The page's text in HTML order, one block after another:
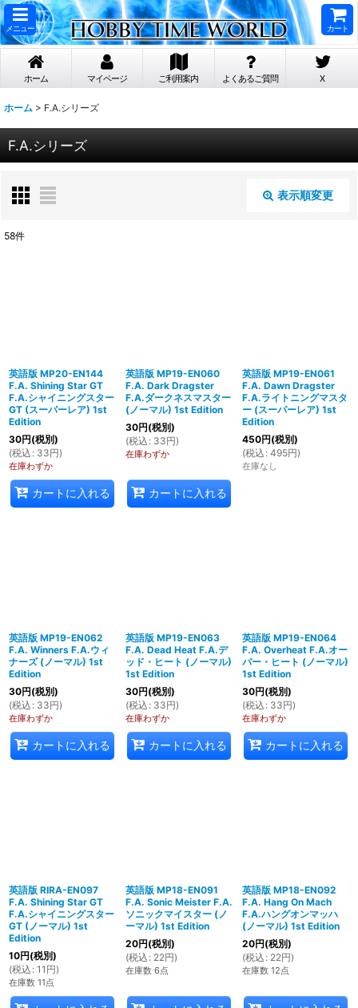
メニュー カート
ホーム マイページ ご利用案内 よくあるご質問 X
ホーム > F.A.シリーズ
F.A.シリーズ
表示順変更
絞り込む
58件
英語版 MP20-EN144
F.A. Shining Star GT
F.A.シャイニングスター
GT (スーパーレア) 1st
Edition
30円(税別)
(税込 : 33円)
在庫わずか
カートに入れる
英語版 MP19-EN060
F.A. Dark Dragster
F.A.ダークネスマスター
(ノーマル) 1st Edition
30円(税別)
(税込 : 33円)
在庫わずか
カートに入れる
英語版 MP19-EN061
F.A. Dawn Dragster
F.A.ライトニングマスタ
ー (スーパーレア) 1st
Edition
450円(税別)
(税込 : 495円)
在庫なし
英語版 MP19-EN062
F.A. Winners F.A.ウィ
ナーズ (ノーマル) 1st
Edition
30円(税別)
(税込 : 33円)
在庫わずか
カートに入れる
英語版 MP19-EN063
F.A. Dead Heat F.A.デ
ッド・ヒート (ノーマル)
1st Edition
30円(税別)
(税込 : 33円)
在庫わずか
カートに入れる
英語版 MP19-EN064
F.A. Overheat F.A.オー
バー・ヒート (ノーマル)
1st Edition
30円(税別)
(税込 : 33円)
在庫わずか
カートに入れる
英語版 RIRA-EN097
F.A. Shining Star GT
F.A.シャイニングスター
GT (ノーマル) 1st
Edition
10円(税別)
(税込 : 11 円)
在庫数 11点
英語版 MP18-EN091
F.A. Sonic Meister F.A.
ソニックマイスター (ノ
ーマル) 1st Edition
20円(税別)
(税込 : 22円)
在庫数 6点
英語版 MP18-EN092
F.A. Hang On Mach
F.A.ハングオンマッハ
(ノーマル) 1st Edition
20円(税別)
(税込 : 22円)
在庫数 12点